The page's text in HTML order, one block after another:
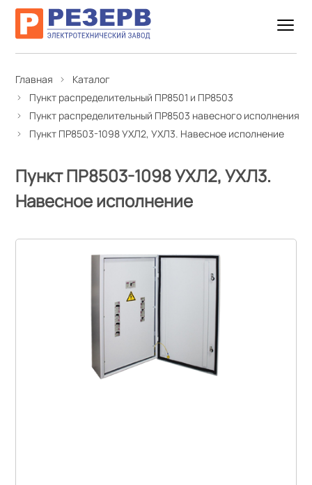
Главная
Каталог
Пункт распределительный ПР8501 и ПР8503
Пункт распределительный ПР8503 навесного исполнения
Пункт ПР8503-1098 УХЛ2, УХЛ3. Навесное исполнение
Пункт ПР8503-1098 УХЛ2, УХЛ3.
Навесное исполнение